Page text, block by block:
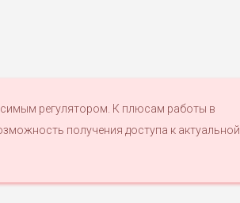
регулятором. К плюсам работы в
получения доступа к актуальной